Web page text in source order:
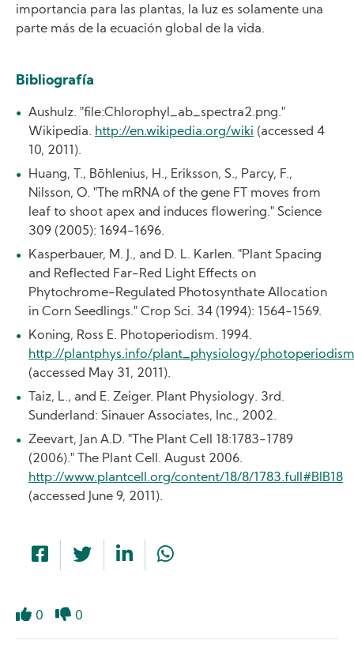
importancia para las plantas, la luz es solamente una
parte más de la ecuación global de la vida.
Bibliografía
Aushulz. "file:Chlorophyl_ab_spectra2.png."
Wikipedia. http://en.wikipedia.org/wiki (accessed 4
10, 2011).
Huang, T., Bōhlenius, H., Eriksson, S., Parcy, F.,
Nilsson, O. "The mRNA of the gene FT moves from
leaf to shoot apex and induces flowering." Science
309 (2005): 1694-1696.
Kasperbauer, M. J., and D. L. Karlen. "Plant Spacing
and Reflected Far-Red Light Effects on
Phytochrome-Regulated Photosynthate Allocation
in Corn Seedlings." Crop Sci. 34 (1994): 1564-1569.
Koning, Ross E. Photoperiodism. 1994.
http://plantphys.info/plant_physiology/
(accessed May 31, 2011).
Taiz, L., and E. Zeiger. Plant Physiology. 3rd.
Sunderland: Sinauer Associates, Inc., 2002.
Zeevart, Jan A.D. "The Plant Cell 18:1783-1789
(2006)." The Plant Cell. August 2006.
http://www.plantcell.org/content/18/8/1783.full#BIB18
(accessed June 9, 2011).
0 0